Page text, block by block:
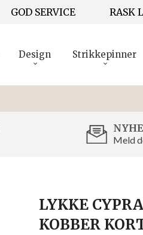
GOD SERVICE RASK
Design Strikkepinner
Meld
LYKKE
KOBBER